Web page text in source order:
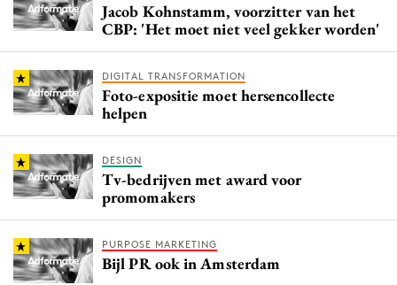
Jacob Kohnstamm, voorzitter van het
CBP: 'Het moet niet veel gekker worden'
DIGITAL TRANSFORMATION
Foto-expositie moet hersencollecte
helpen
DESIGN
Tv-bedrijven met award voor
promomakers
PURPOSE MARKETING
Bijl PR ook in Amsterdam